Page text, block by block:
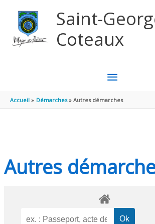
Saint-
Coteaux
MENU
Accueil Démarches Autres démarches
Autres